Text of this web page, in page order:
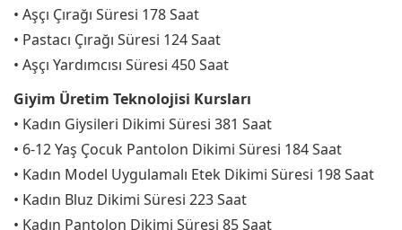
• Aşçı Çırağı Süresi 178 Saat
• Pastacı Çırağı Süresi 124 Saat
• Aşçı Yardımcısı Süresi 450 Saat
Giyim Üretim Teknolojisi Kursları
• Kadın Giysileri Dikimi Süresi 381 Saat
• 6-12 Yaş Çocuk Pantolon Dikimi Süresi 184 Saat
• Kadın Model Uygulamalı Etek Dikimi Süresi 198 Saat
• Kadın Bluz Dikimi Süresi 223 Saat
• Kadın Pantolon Dikimi Süresi 85 Saat